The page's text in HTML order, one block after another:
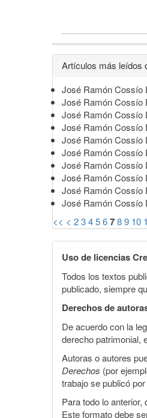
Detalles
del
artículo
Artículos más leídos
José Ramón Cossío
José Ramón Cossío
José Ramón Cossío
José Ramón Cossío
José Ramón Cossío
José Ramón Cossío
José Ramón Cossío
José Ramón Cossío
José Ramón Cossío
José Ramón Cossío
<< < 23456789 10
Uso de licencias
Todos los textos
publicado, siempre
Derechos de
De acuerdo con la
derecho
Autoras o autores
Derechos (por
trabajo se publicó
Para todo lo
Este formato debe